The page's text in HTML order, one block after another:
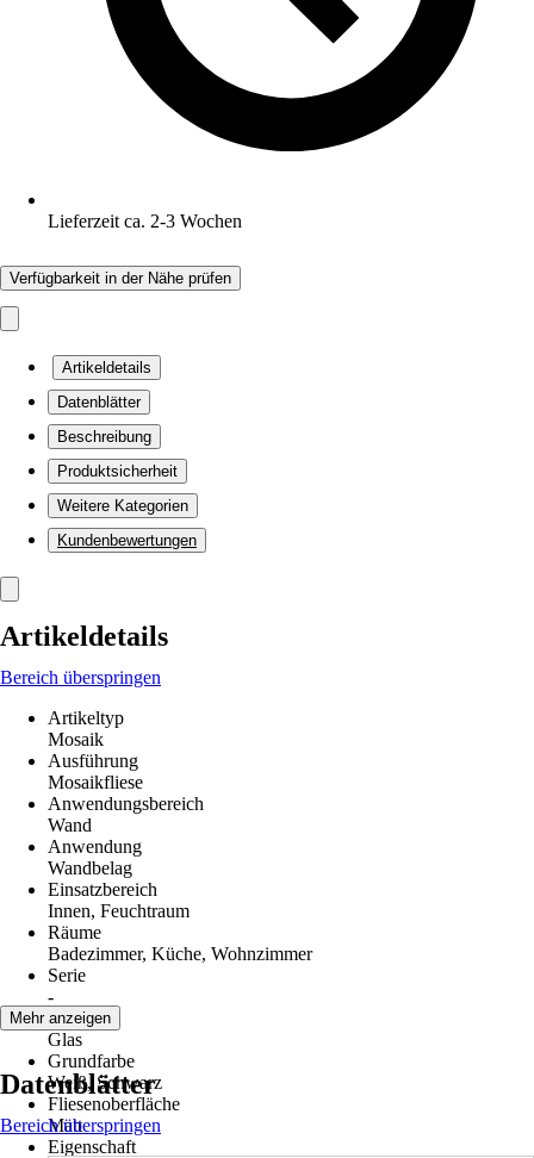
Lieferzeit ca. 2-3 Wochen
Verfügbarkeit in der Nähe prüfen
Artikeldetails
Datenblätter
Beschreibung
Produktsicherheit
Weitere Kategorien
Kundenbewertungen
Artikeldetails
Bereich überspringen
Artikeltyp
Mosaik
Ausführung
Mosaikfliese
Anwendungsbereich
Wand
Anwendung
Wandbelag
Einsatzbereich
Innen, Feuchtraum
Räume
Badezimmer, Küche, Wohnzimmer
Serie
-
Material
Glas
Grundfarbe
Weiß, Schwarz
Fliesenoberfläche
Matt
Eigenschaft
Mehr anzeigen
Datenblätter
Bereich überspringen